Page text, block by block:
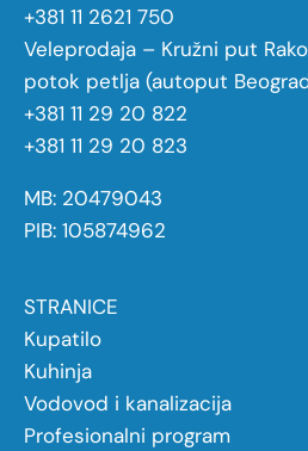
+381 11 2621 750
Veleprodaja – Kružni put
potok petlja (autoput
+381 11 29 20 822
+381 11 29 20 823
MB: 20479043
PIB: 105874962
STRANICE
Kupatilo
Kuhinja
Vodovod i kanalizacija
Profesionalni program